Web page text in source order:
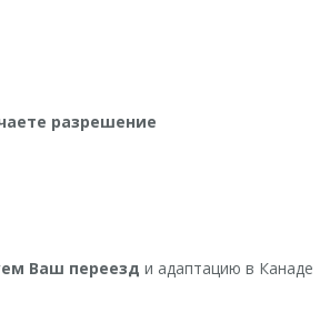
разрешение
Ваш переезд и адаптацию в Канаде